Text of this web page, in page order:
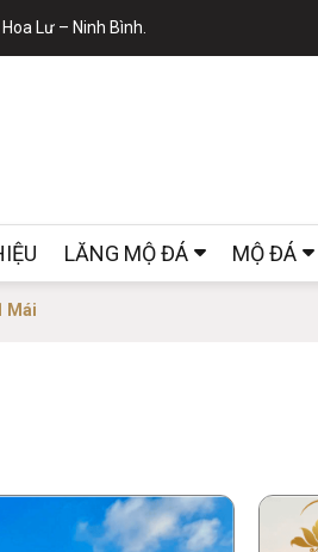
Lư – Ninh Bình.
LĂNG MỘ ĐÁ MỘ ĐÁ
Mái